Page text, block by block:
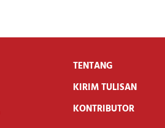
TENTANG
KIRIM TULISAN
KONTRIBUTOR